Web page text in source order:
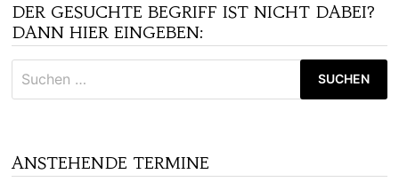
DER GESUCHTE BEGRIFF IST NICHT DABEI?
DANN HIER EINGEBEN:
nach:
ANSTEHENDE TERMINE